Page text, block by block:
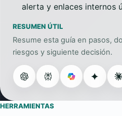
alerta y enlaces internos
RESUMEN ÚTIL
Resume esta guía en pasos,
riesgos y siguiente decisión.
HERRAMIENTAS